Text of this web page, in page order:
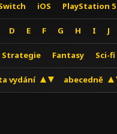
iOS PlayStation 5
D E F G H I J
Strategie Fantasy Sci-fi
vydání abecedně